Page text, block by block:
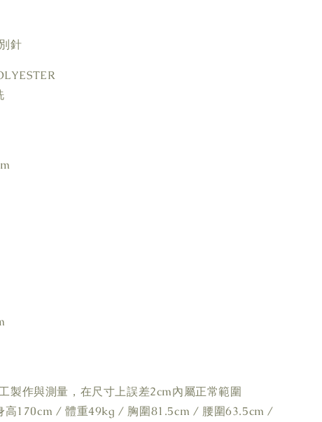
針
製作與測量，在尺寸上誤差2cm內屬正常範圍
高170cm / 體重49kg / 胸圍81.5cm / 腰圍63.5cm /